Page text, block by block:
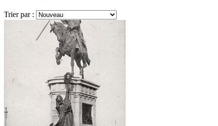
Trier par :